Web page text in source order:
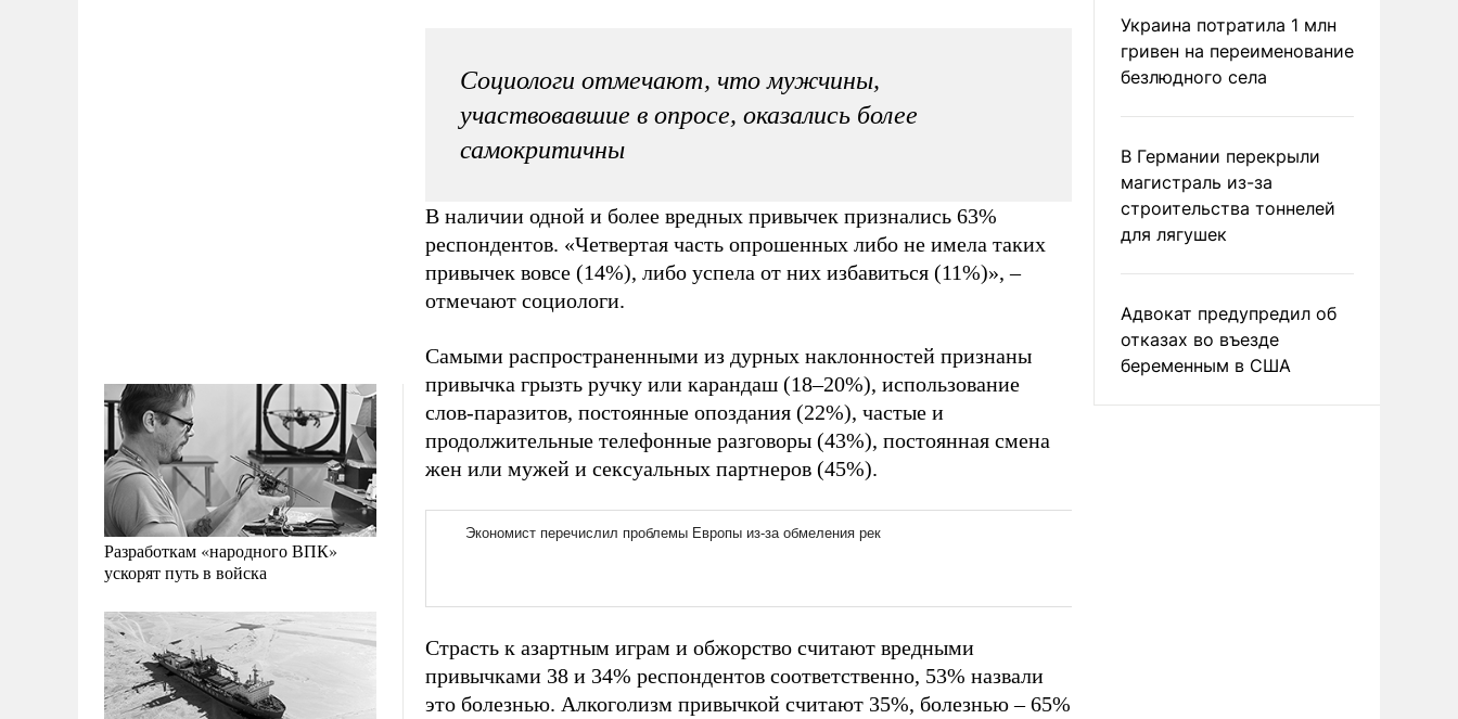
Разработкам «народного ВПК»
ускорят путь в войска
Социологи отмечают, что мужчины,
участвовавшие в опросе, оказались более
самокритичны
В наличии одной и более вредных привычек признались 63%
респондентов. «Четвертая часть опрошенных либо не имела таких
привычек вовсе (14%), либо успела от них избавиться (11%)», –
отмечают социологи.
Самыми распространенными из дурных наклонностей признаны
привычка грызть ручку или карандаш (18–20%), использование
слов-паразитов, постоянные опоздания (22%), частые и
продолжительные телефонные разговоры (43%), постоянная смена
жен или мужей и сексуальных партнеров (45%).
Страсть к азартным играм и обжорство считают вредными
привычками 38 и 34% респондентов соответственно, 53% назвали
это болезнью. Алкоголизм привычкой считают 35%, болезнью – 65%
Украина потратила 1 млн
гривен на переименование
безлюдного села
В Германии перекрыли
магистраль из-за
строительства тоннелей
для лягушек
Адвокат предупредил об
отказах во въезде
беременным в США